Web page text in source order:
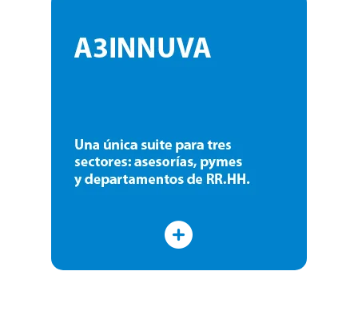
soluciones de gestión online para
despachos profesionales y empresas